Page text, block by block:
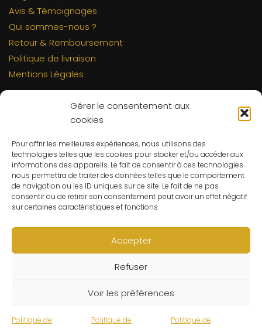
Gérer le consentement aux
cookies
Pour offrir les meilleures expériences, nous utilisons des
technologies telles que les cookies pour stocker et/ou accéder aux
informations des appareils. Le fait de consentir à ces technologies
nous permettra de traiter des données telles que le comportement
de navigation ou les ID uniques sur ce site. Le fait de ne pas
consentir ou de retirer son consentement peut avoir un effet négatif
sur certaines caractéristiques et fonctions.
Accepter
Refuser
Voir les préférences
Politique de Politique de Politique de
Avis & Témoignages
Qui sommes-nous ?
Retour & Remboursement
Politique de livraison
Mentions Légales
Contact
C.G.V
Suivre ma commande
CONTACT
Un problème ? Une question ? Le Refuge du Sorcier™ est
à votre disposition 7j/7 et 24h/24.
Notre règle d’or ? Un client 100% satisfait.
© Le Refuge du Sorcier™